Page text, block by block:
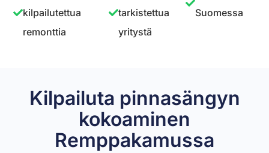
kilpailutettua
remonttia
tarkistettua
yritystä
Suomessa
Kilpailuta pinnasängyn
kokoaminen
Remppakamussa